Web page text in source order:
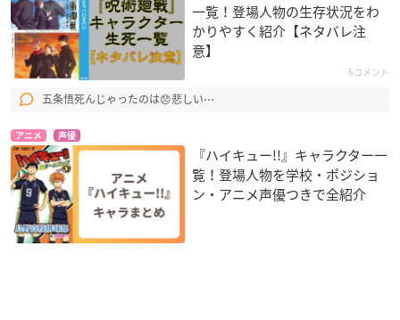
一覧！登場人物の生存状況をわ
かりやすく紹介【ネタバレ注
意】
6コメント
五条悟死んじゃったのは😞悲しい⋯
アニメ 声優
『ハイキュー!!』キャラクター一
覧！登場人物を学校・ポジショ
ン・アニメ声優つきで全紹介